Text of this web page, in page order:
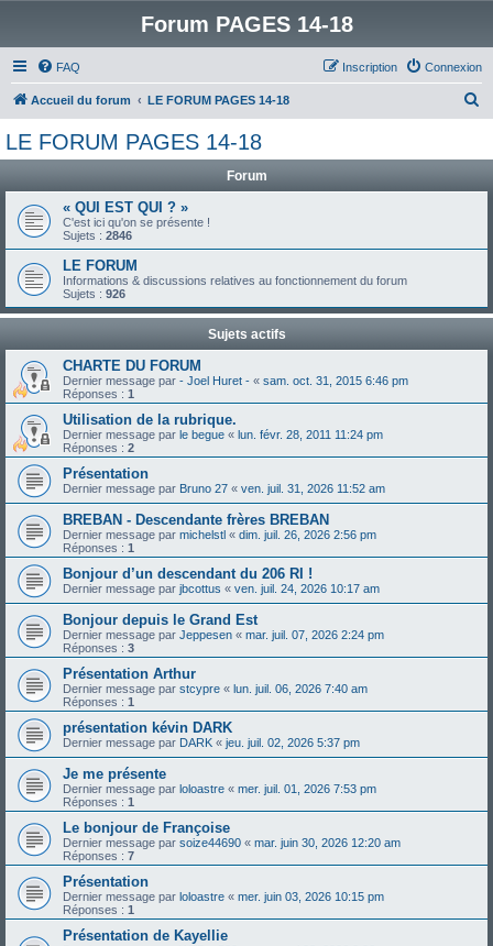
Forum PAGES 14-18
FAQ Connexion
Inscription
Accueil du forum LE FORUM PAGES 14-18
e
LE FORUM PAGES 14-18
Forum
« QUI EST QUI ? »
C'est ici qu'on se présente !
Sujets : 2846
LE FORUM
Informations & discussions relatives au fonctionnement du forum
Sujets : 926
Sujets actifs
CHARTE DU FORUM
Dernier message par - Joel Huret - « sam. oct. 31, 2015 6:46 pm
Réponses : 1
Utilisation de la rubrique.
Dernier message par le begue « lun. févr. 28, 2011 11:24 pm
Réponses : 2
Présentation
Dernier message par Bruno 27 « ven. juil. 31, 2026 11:52 am
BREBAN - Descendante frères BREBAN
Dernier message par michelstl « dim. juil. 26, 2026 2:56 pm
Réponses : 1
Bonjour d’un descendant du 206 RI !
Dernier message par jbcottus « ven. juil. 24, 2026 10:17 am
Bonjour depuis le Grand Est
Dernier message par Jeppesen « mar. juil. 07, 2026 2:24 pm
Réponses : 3
Présentation Arthur
Dernier message par stcypre « lun. juil. 06, 2026 7:40 am
Réponses : 1
présentation kévin DARK
Dernier message par DARK « jeu. juil. 02, 2026 5:37 pm
Je me présente
Dernier message par loloastre « mer. juil. 01, 2026 7:53 pm
Réponses : 1
Le bonjour de Françoise
Dernier message par soize44690 « mar. juin 30, 2026 12:20 am
Réponses : 7
Présentation
Dernier message par loloastre « mer. juin 03, 2026 10:15 pm
Réponses : 1
Présentation de Kayellie